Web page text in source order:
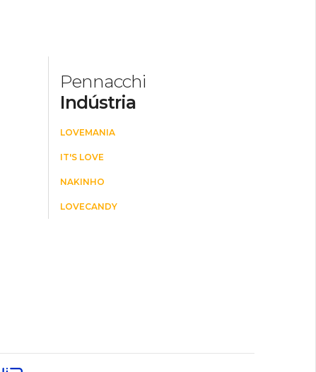
Pennacchi
Indústria
LOVEMANIA
IT'S LOVE
NAKINHO
LOVECANDY